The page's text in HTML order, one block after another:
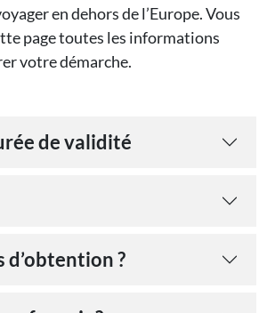
en dehors de l’Europe. Vous
page toutes les informations
votre démarche.
de validité
d’obtention ?